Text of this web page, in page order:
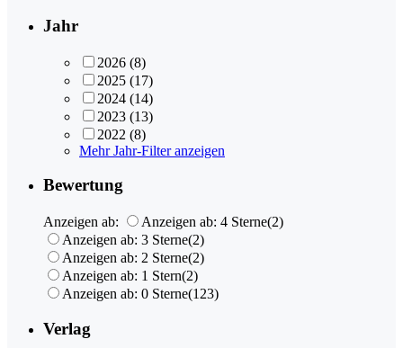
Jahr
2026 (8)
2025 (17)
2024 (14)
2023 (13)
2022 (8)
Mehr Jahr-Filter anzeigen
Bewertung
Anzeigen ab: Anzeigen ab: 4 Sterne(2)
Anzeigen ab: 3 Sterne(2)
Anzeigen ab: 2 Sterne(2)
Anzeigen ab: 1 Stern(2)
Anzeigen ab: 0 Sterne(123)
Verlag